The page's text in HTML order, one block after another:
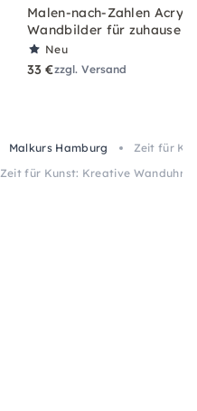
Malen-nach-Zahlen Acryl-
Wandbilder für zuhause
Neu
33 €zzgl. Versand
Malkurs Hamburg
Zeit für
Zeit für Kunst: Kreative